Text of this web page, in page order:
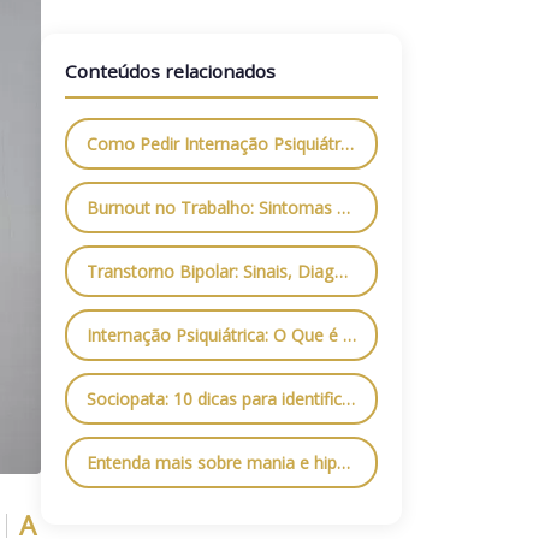
A
Conteúdos relacionados
Como Pedir Internação Psiquiátrica: O Que Fazer Quando a Família Não Sabe Mais o Que Fazer
Burnout no Trabalho: Sintomas e Como Prevenir Antes Que Seja Tarde
Transtorno Bipolar: Sinais, Diagnóstico e Opções de Tratamento
Internação Psiquiátrica: O Que é e Como Funciona no Brasil?
Sociopata: 10 dicas para identificar um sociopata perto de você
Entenda mais sobre mania e hipomania bipolar